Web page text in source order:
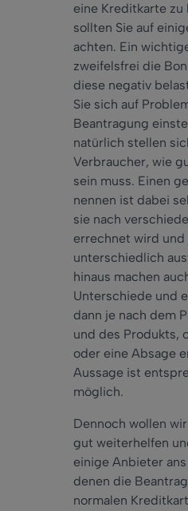
eine Kreditkarte zu
sollten Sie auf
achten. Ein
zweifelsfrei die
diese negativ
Sie sich auf
Beantragung
natürlich stellen
Verbraucher, wie
sein muss. Einen
nennen ist dabei
sie nach
errechnet wird und
unterschiedlich
hinaus machen
Unterschiede und
dann je nach dem
und des Produkts,
oder eine Absage
Aussage ist
möglich.
Dennoch wollen
gut weiterhelfen
einige Anbieter
denen die
normalen